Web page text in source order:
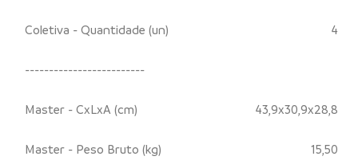
Coletiva - Quantidade (un) 4
-------------------------
Master - CxLxA (cm) 43,9x30,9x28,8
Master - Peso Bruto (kg) 15,50